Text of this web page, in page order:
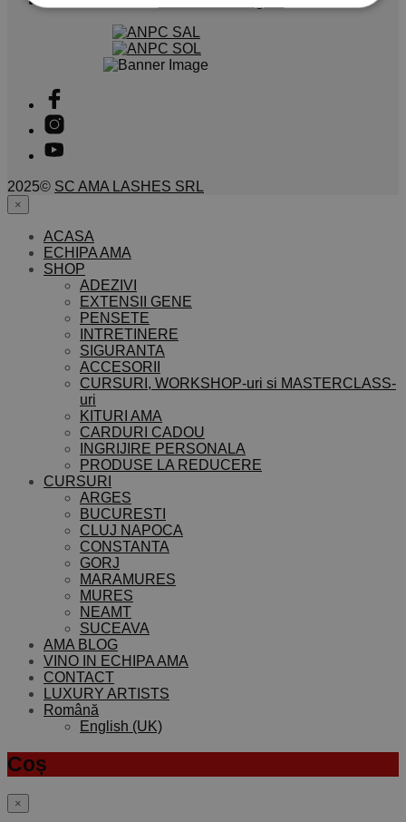
2025© SC AMA LASHES SRL
×
ACASA
ECHIPA AMA
SHOP
ADEZIVI
EXTENSII GENE
PENSETE
INTRETINERE
SIGURANTA
ACCESORII
CURSURI, WORKSHOP-uri si MASTERCLASS-
uri
KITURI AMA
CARDURI CADOU
INGRIJIRE PERSONALA
PRODUSE LA REDUCERE
CURSURI
ARGES
BUCURESTI
CLUJ NAPOCA
CONSTANTA
GORJ
MARAMURES
MURES
NEAMT
SUCEAVA
AMA BLOG
VINO IN ECHIPA AMA
CONTACT
LUXURY ARTISTS
Română
English (UK)
Coș
×